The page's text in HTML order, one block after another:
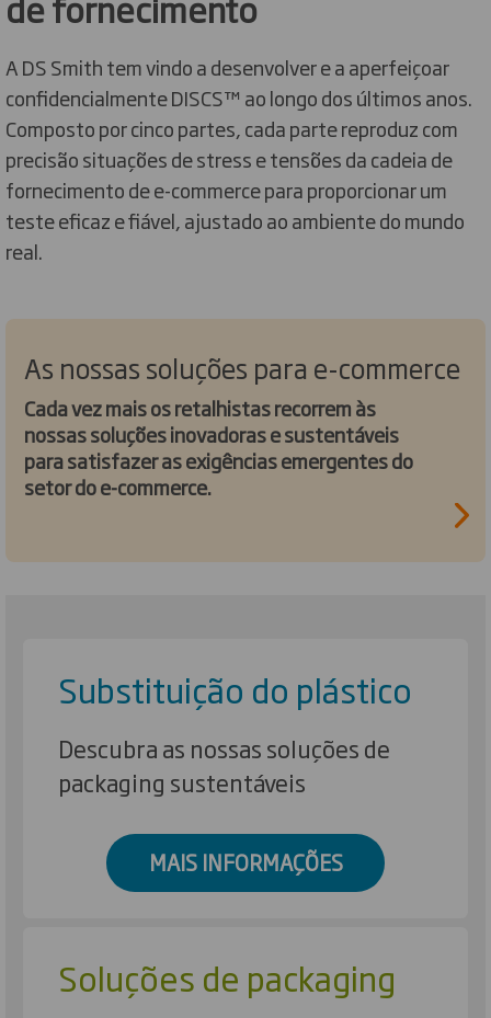
A DS Smith tem vindo a desenvolver e a aperfeiçoar
confidencialmente DISCS™ ao longo dos últimos anos.
Composto por cinco partes, cada parte reproduz com
precisão situações de stress e tensões da cadeia de
fornecimento de e-commerce para proporcionar um
teste eficaz e fiável, ajustado ao ambiente do mundo
real.
As nossas soluções para e-commerce
Cada vez mais os retalhistas recorrem às
nossas soluções inovadoras e sustentáveis
para satisfazer as exigências emergentes do
setor do e-commerce.
Substituição do plástico
Descubra as nossas soluções de
packaging sustentáveis
MAIS INFORMAÇÕES
Soluções de packaging